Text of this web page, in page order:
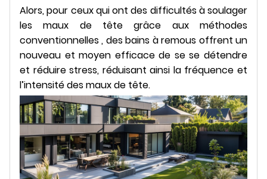
Alors, pour ceux qui ont des difficultés à soulager
les maux de tête grâce aux méthodes
conventionnelles , des bains à remous offrent un
nouveau et moyen efficace de se se détendre
et réduire stress, réduisant ainsi la fréquence et
l’intensité des maux de tête.